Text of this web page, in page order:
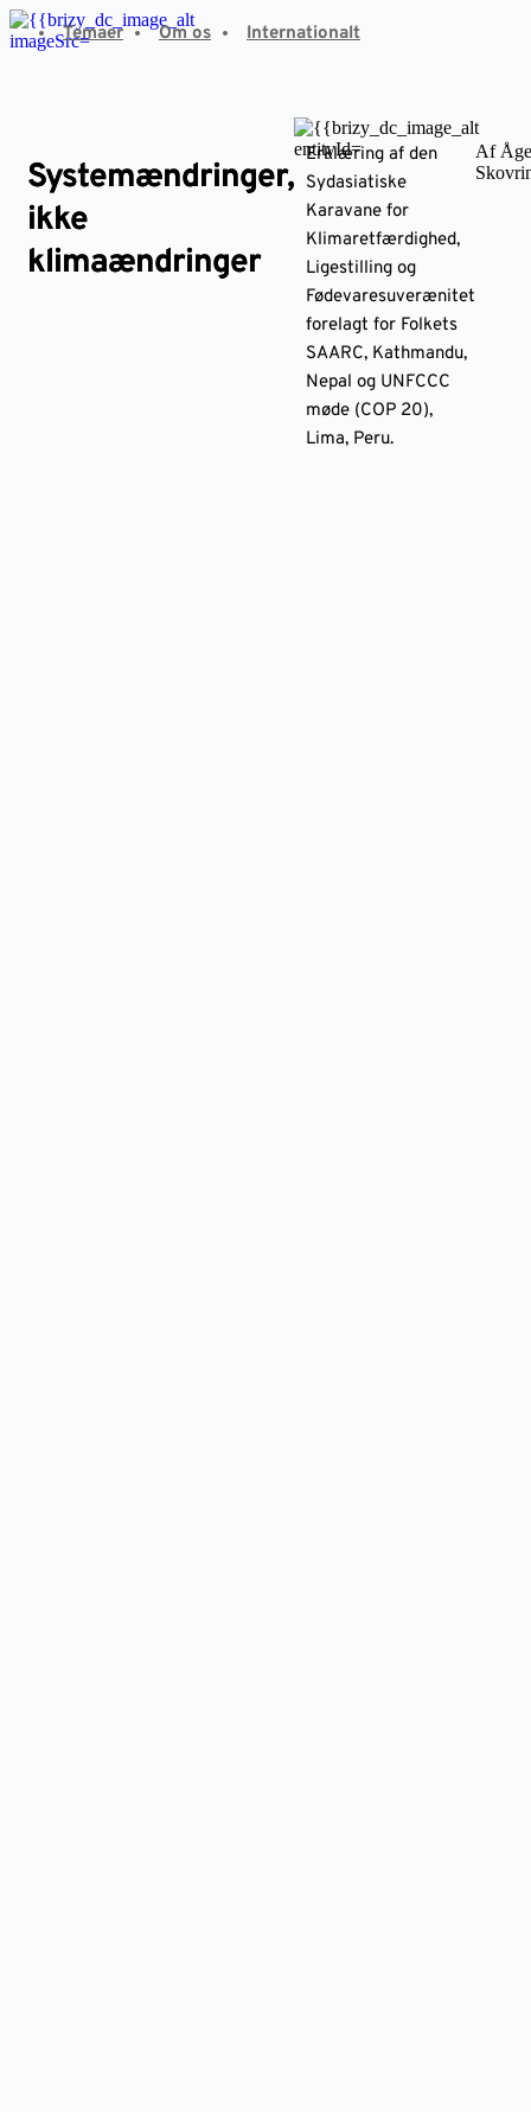
Fortsæt
til
Temaer Om os Internationalt
Systemændringer,
ikke
klimaændringer
Erklæring af den
Sydasiatiske
Karavane for
Klimaretfærdighed,
Ligestilling og
Fødevaresuverænitet
forelagt for Folkets
SAARC, Kathmandu,
Nepal og UNFCCC
møde (COP 20),
Lima, Peru.
Af Åge